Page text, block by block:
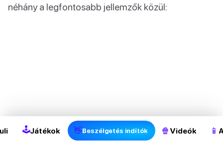
néhány a legfontosabb jellemzők közül:
🕹Játékok 👋Beszélgetés indítók 🍿 Videók 📱